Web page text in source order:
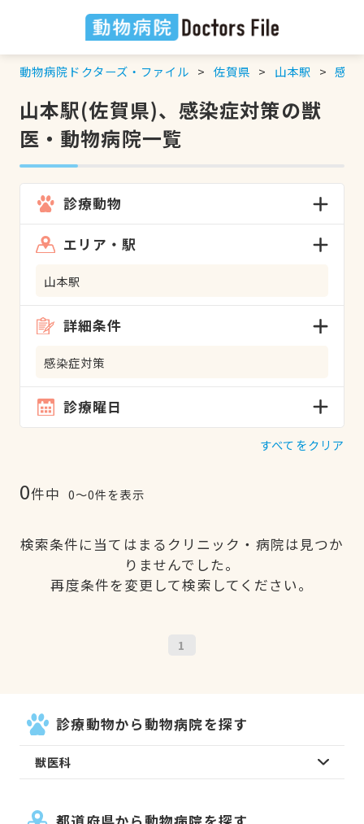
動物病院ドクターズ・ファイル 佐賀県 山本駅 感染
山本駅(佐賀県)、感染症対策の獣
医・動物病院一覧
診療動物
エリア・駅
山本駅
詳細条件
感染症対策
診療曜日
すべてをクリア
0件中 0〜0件を表示
検索条件に当てはまるクリニック・病院は見つか
りませんでした。
再度条件を変更して検索してください。
1
診療動物から動物病院を探す
獣医科